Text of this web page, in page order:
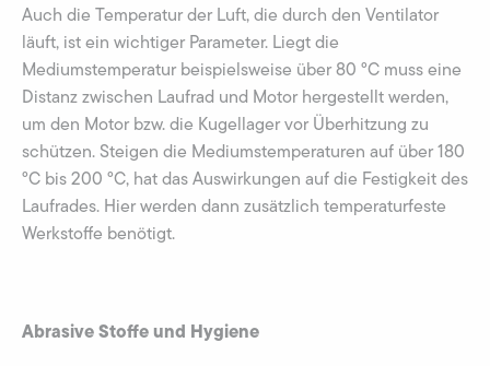
Auch die Temperatur der Luft, die durch den Ventilator
läuft, ist ein wichtiger Parameter. Liegt die
Mediumstemperatur beispielsweise über 80 °C muss eine
Distanz zwischen Laufrad und Motor hergestellt werden,
um den Motor bzw. die Kugellager vor Überhitzung zu
schützen. Steigen die Mediumstemperaturen auf über 180
°C bis 200 °C, hat das Auswirkungen auf die Festigkeit des
Laufrades. Hier werden dann zusätzlich temperaturfeste
Werkstoffe benötigt.
Abrasive Stoffe und Hygiene